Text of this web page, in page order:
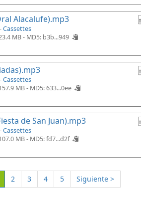
Alacalufe).mp3
Cassettes
MB - MD5: b3b...949
Cassettes
MB - MD5: 633...0ee
de San Juan).mp3
Cassettes
MB - MD5: fd7...d2f
(Actual)
2 3 4 5
Siguiente >